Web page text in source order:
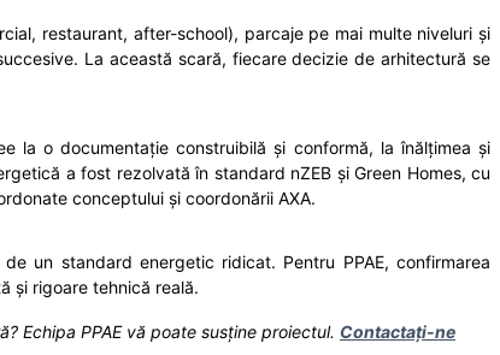
restaurant, after-school), parcaje pe mai multe niveluri și
La această scară, fiecare decizie de arhitectură se
la o documentație construibilă și conformă, la înălțimea și
a fost rezolvată în standard nZEB și Green Homes, cu
conceptului și coordonării AXA.
un standard energetic ridicat. Pentru PPAE, confirmarea
și rigoare tehnică reală.
Echipa PPAE vă poate susține proiectul. Contactați-ne